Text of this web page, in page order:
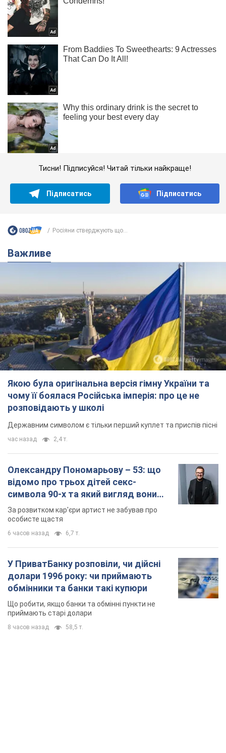
Тисни! Підписуйся! Читай тільки найкраще!
Підписатись Підписатись
Росіяни стверджують що...
Важливе
Якою була оригінальна версія гімну України та
чому її боялася Російська імперія: про це не
розповідають у школі
Державним символом є тільки перший куплет та приспів пісні
час назад 2,4 т.
Олександру Пономарьову – 53: що
відомо про трьох дітей секс-
символа 90-х та який вигляд вони
мають
За розвитком кар'єри артист не забував про
особисте щастя
6 часов назад 6,7 т.
У ПриватБанку розповіли, чи дійсні
долари 1996 року: чи приймають
обмінники та банки такі купюри
Що робити, якщо банки та обмінні пункти не
приймають старі долари
8 часов назад 58,5 т.